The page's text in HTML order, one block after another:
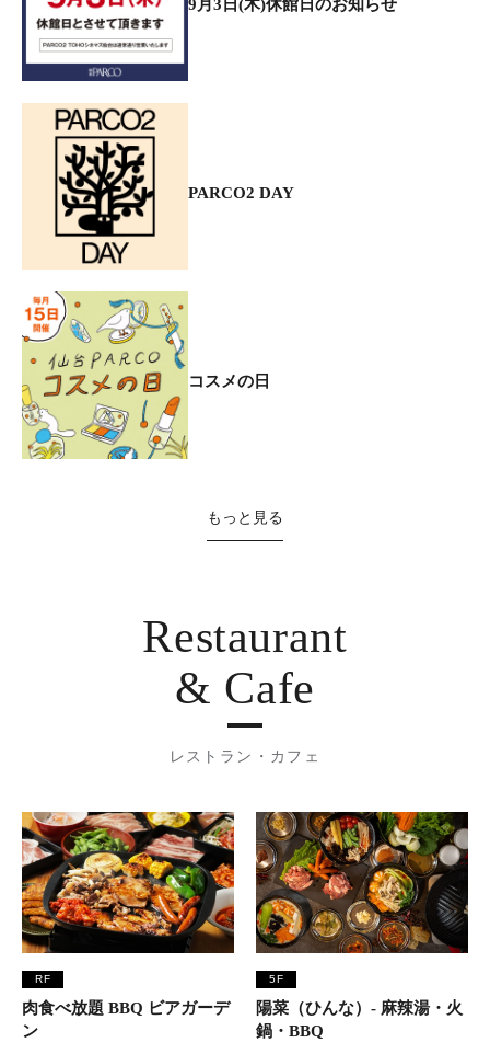
9月3日(木)休館日のお知らせ
PARCO2 DAY
コスメの日
もっと見る
Restaurant
& Cafe
レストラン・カフェ
RF
肉食べ放題 BBQ ビアガーデ
ン
5F
陽菜（ひんな）- 麻辣湯・火
鍋・BBQ